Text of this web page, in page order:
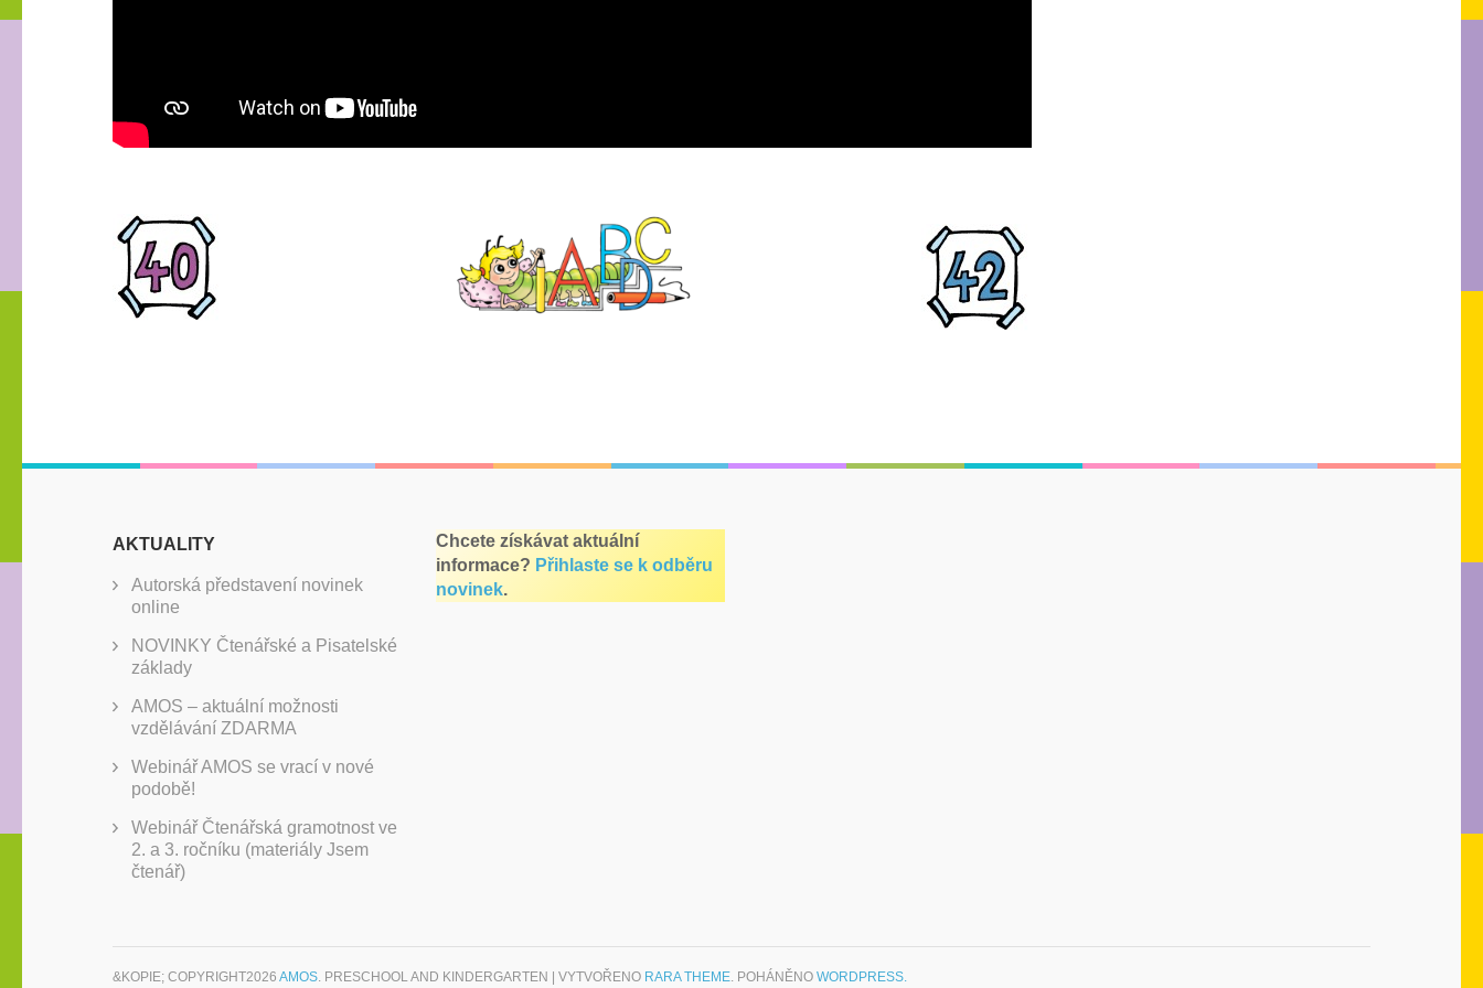
AKTUALITY
Autorská představení novinek
online
NOVINKY Čtenářské a Pisatelské
základy
AMOS – aktuální možnosti
vzdělávání ZDARMA
Webinář AMOS se vrací v nové
podobě!
Webinář Čtenářská gramotnost ve
2. a 3. ročníku (materiály Jsem
čtenář)
Chcete získávat aktuální
informace? Přihlaste se k odběru
novinek.
&KOPIE; COPYRIGHT2026 AMOS. PRESCHOOL AND KINDERGARTEN | VYTVOŘENO RARA THEME. POHÁNĚNO WORDPRESS.